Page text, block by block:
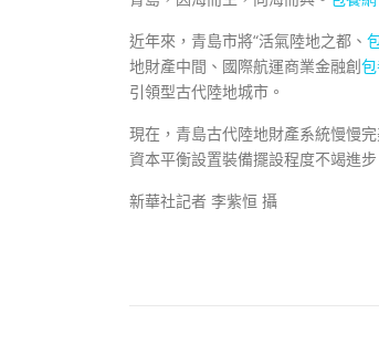
近年來，青島市將“活氣陸地之都、
地財產中間、國際航運商業金融創
引領型古代陸地城市。
現在，青島古代陸地財產系統慢慢
資本平衡設置裝備擺設程度不竭進
新華社記者 李紫恒 攝